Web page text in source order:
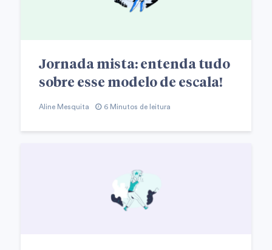
Jornada mista: entenda tudo
sobre esse modelo de escala!
Aline Mesquita 6 Minutos de leitura